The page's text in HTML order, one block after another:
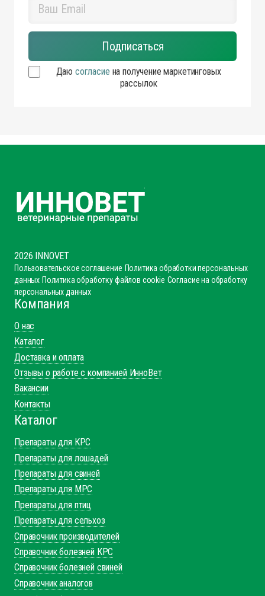
Даю согласие на получение маркетинговых
рассылок
2026 INNOVET
Пользовательское соглашение Политика обработки персональных
данных Политика обработку файлов cookie Согласие на обработку
персональных данных
Компания
О нас
Каталог
Доставка и оплата
Отзывы о работе с компанией ИнноВет
Вакансии
Контакты
Каталог
Препараты для КРС
Препараты для лошадей
Препараты для свиней
Препараты для МРС
Препараты для птиц
Препараты для сельхоз
Справочник производителей
Справочник болезней КРС
Справочник болезней свиней
Справочник аналогов